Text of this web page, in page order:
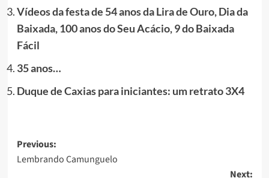
Vídeos da festa de 54 anos da Lira de Ouro, Dia da
Baixada, 100 anos do Seu Acácio, 9 do Baixada
Fácil
35 anos…
Duque de Caxias para iniciantes: um retrato 3X4
Post
navigation
Previous:
Lembrando Camunguelo
Next: